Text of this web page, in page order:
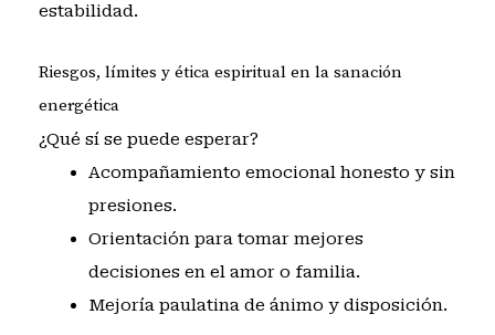
estabilidad.
Riesgos, límites y ética espiritual en la sanación
energética
¿Qué sí se puede esperar?
Acompañamiento emocional honesto y sin
presiones.
Orientación para tomar mejores
decisiones en el amor o familia.
Mejoría paulatina de ánimo y disposición.